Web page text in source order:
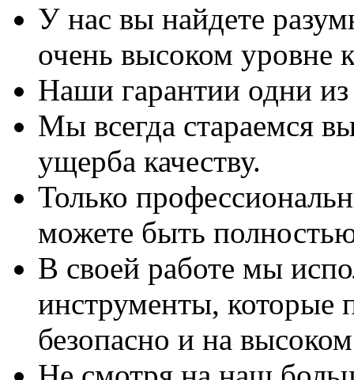
У нас вы найдете
очень высоком уровне
Наши гарантии одни
Мы всегда стараемся
ущерба качеству.
Только
можете быть
В своей работе мы
инструменты, которые
безопасно и на